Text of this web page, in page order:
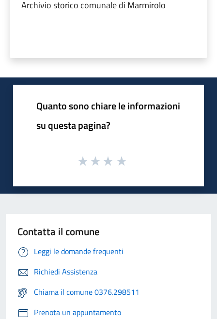
Archivio storico comunale di Marmirolo
Quanto sono chiare le informazioni
su questa pagina?
Contatta il comune
Leggi le domande frequenti
Richiedi Assistenza
Chiama il comune 0376.298511
Prenota un appuntamento